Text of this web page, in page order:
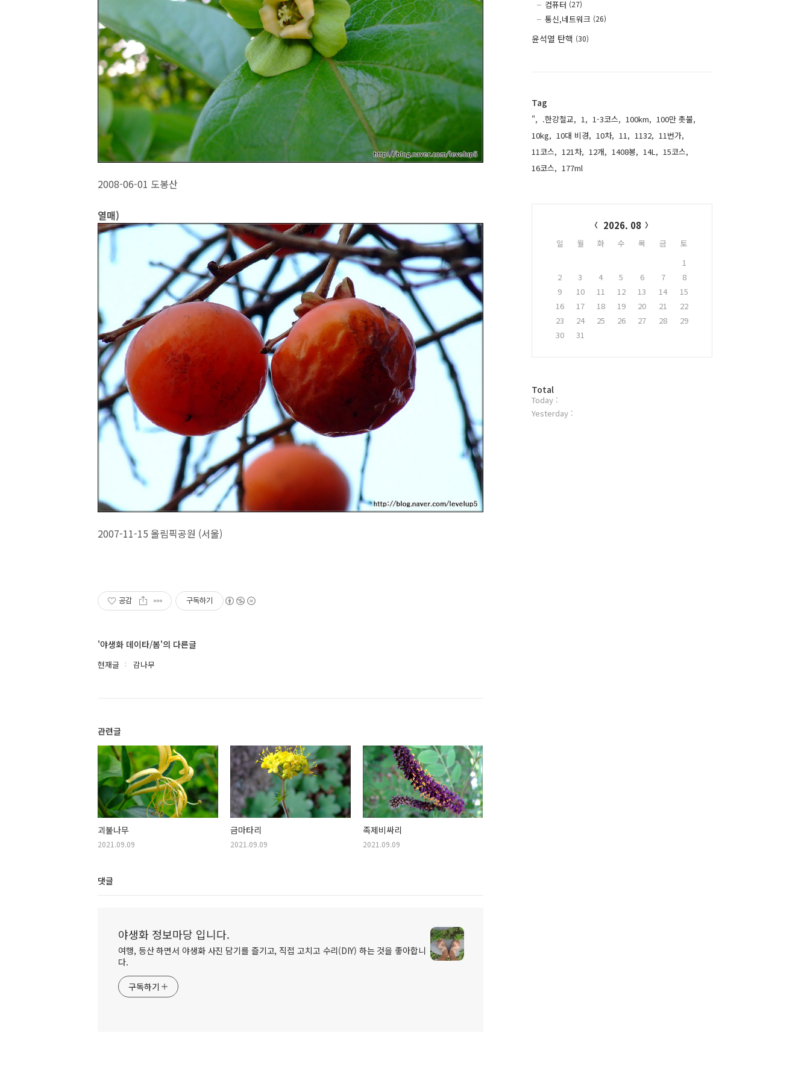
2008-06-01 도봉산
열매)
2007-11-15 올림픽공원 (서울)
공감 구독하기
'야생화 데이타/봄'의 다른글
현재글 감나무
관련글
괴불나무
2021.09.09
금마타리
2021.09.09
족제비싸리
2021.09.09
댓글
야생화 정보마당 입니다.
여행, 등산 하면서 야생화 사진 담기를 즐기고, 직접 고치고 수리(DIY) 하는 것을 좋아합니
다.
구독하기
컴퓨터 (27)
통신,네트워크 (26)
윤석열 탄핵 (30)
Tag
", .한강철교, 1, 1-3코스, 100km, 100만 촛불,
10kg, 10대 비경, 10차, 11, 1132, 11번가,
11코스, 121차, 12개, 1408봉, 14L, 15코스,
16코스, 177ml,
2026. 08
일 월 화 수 목 금
토
1
2
3 4 5 6 7
8
9
10 11 12 13 14
15
16
17 18 19 20 21
22
23
24 25 26 27 28
29
30
31
방
문
자
Total
Today :
Yesterday :